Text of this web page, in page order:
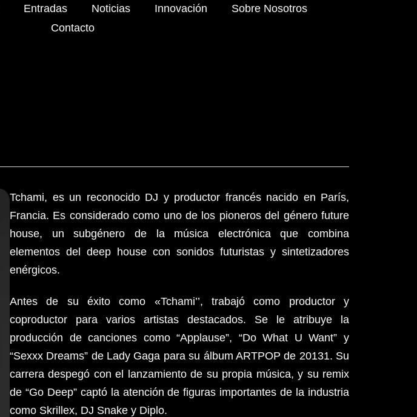
Entradas Noticias Innovación
Sobre Nosotros
Contacto
Tchami, es un reconocido DJ y productor francés nacido en París,
Francia. Es considerado como uno de los pioneros del género future
house, un subgénero de la música electrónica que combina
elementos del deep house con sonidos futuristas y sintetizadores
enérgicos.
Antes de su éxito como «Tchami’’, trabajó como productor y
coproductor para varios artistas destacados. Se le atribuye la
producción de canciones como “Applause”, “Do What U Want” y
“Sexxx Dreams” de Lady Gaga para su álbum ARTPOP de 20131. Su
carrera despegó con el lanzamiento de su propia música, y su remix
de “Go Deep” captó la atención de figuras importantes de la industria
como Skrillex, DJ Snake y Diplo.